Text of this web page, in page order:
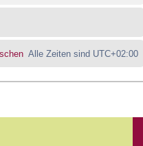
Alle Zeiten sind UTC+02:00